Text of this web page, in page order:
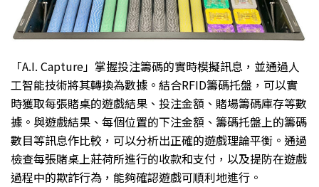
「A.I. Capture」掌握投注籌碼的實時模擬訊息，並通過人
工智能技術將其轉換為數據。結合RFID籌碼托盤，可以實
時獲取每張賭桌的遊戲結果、投注金額、賭場籌碼庫存等數
據。與遊戲結果、每個位置的下注金額、籌碼托盤上的籌碼
數目等訊息作比較，可以分析出正確的遊戲理論平衡。通過
檢查每張賭桌上莊荷所進行的收款和支付，以及提防在遊戲
過程中的欺詐行為，能夠確認遊戲可順利地進行。